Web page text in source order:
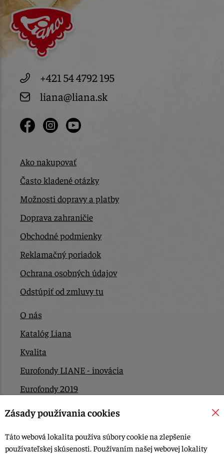
+421 54 4792 195
liana@liana.sk
Ako nakupovať
Často kladené otázky
Možnosti dopravy a platby
Doprava zahraničie
Obchodné podmienky
Reklamačný poriadok
Ochrana osobných údajov
Odstúpiť od zmluvy tu
O nás
Katalóg Liana
Kvalita
Eurofondy LIANE - inovácia
Eurofondy 2019
Eurofondy 2022/2023
Kontakt
Zásady používania cookies
Táto webová lokalita používa súbory cookie na zlepšenie
používateľskej skúsenosti. Používaním našej webovej lokality